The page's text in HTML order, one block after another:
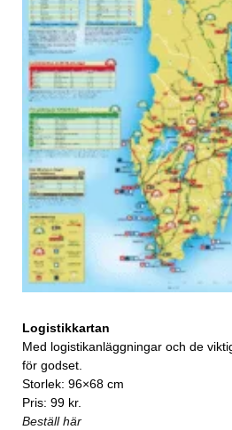
Logistikkartan
Med logistikanläggningar och de
för godset.
Storlek: 96×68 cm
Pris: 99 kr.
Beställ här